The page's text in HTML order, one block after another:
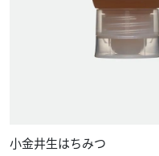
小金井生はちみつ